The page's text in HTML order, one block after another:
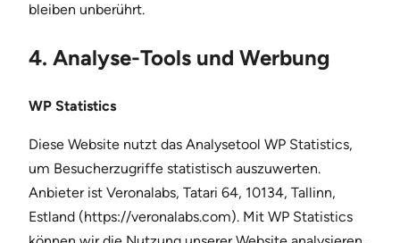
bleiben unberührt.
4. Analyse-Tools und Werbung
WP Statistics
Diese Website nutzt das Analysetool WP Statistics,
um Besucherzugriffe statistisch auszuwerten.
Anbieter ist Veronalabs, Tatari 64, 10134, Tallinn,
Estland (https://veronalabs.com). Mit WP Statistics